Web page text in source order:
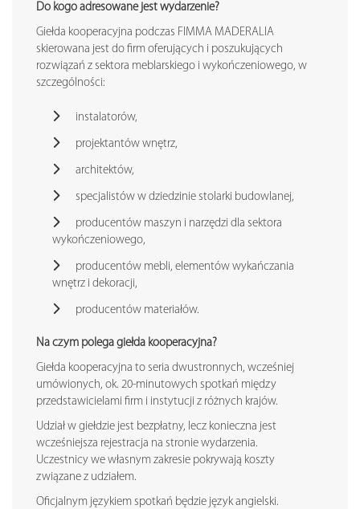
Do kogo adresowane jest wydarzenie?
Giełda kooperacyjna podczas FIMMA MADERALIA
skierowana jest do firm oferujących i poszukujących
rozwiązań z sektora meblarskiego i wykończeniowego, w
szczególności:
instalatorów,
projektantów wnętrz,
architektów,
specjalistów w dziedzinie stolarki budowlanej,
producentów maszyn i narzędzi dla sektora
wykończeniowego,
producentów mebli, elementów wykańczania
wnętrz i dekoracji,
producentów materiałów.
Na czym polega giełda kooperacyjna?
Giełda kooperacyjna to seria dwustronnych, wcześniej
umówionych, ok. 20-minutowych spotkań między
przedstawicielami firm i instytucji z różnych krajów.
Udział w giełdzie jest bezpłatny, lecz konieczna jest
wcześniejsza rejestracja na stronie wydarzenia.
Uczestnicy we własnym zakresie pokrywają koszty
związane z udziałem.
Oficjalnym językiem spotkań będzie język angielski.